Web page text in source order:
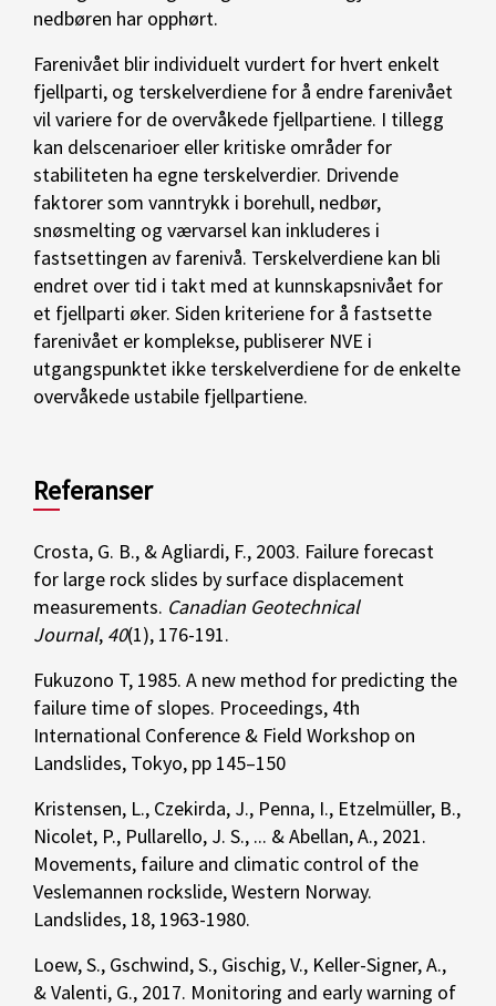
nedbøren har opphørt.
Farenivået blir individuelt vurdert for hvert enkelt
fjellparti, og terskelverdiene for å endre farenivået
vil variere for de overvåkede fjellpartiene. I tillegg
kan delscenarioer eller kritiske områder for
stabiliteten ha egne terskelverdier. Drivende
faktorer som vanntrykk i borehull, nedbør,
snøsmelting og værvarsel kan inkluderes i
fastsettingen av farenivå. Terskelverdiene kan bli
endret over tid i takt med at kunnskapsnivået for
et fjellparti øker. Siden kriteriene for å fastsette
farenivået er komplekse, publiserer NVE i
utgangspunktet ikke terskelverdiene for de enkelte
overvåkede ustabile fjellpartiene.
Referanser
Crosta, G. B., & Agliardi, F., 2003. Failure forecast
for large rock slides by surface displacement
measurements. Canadian Geotechnical
Journal, 40(1), 176-191.
Fukuzono T, 1985. A new method for predicting the
failure time of slopes. Proceedings, 4th
International Conference & Field Workshop on
Landslides, Tokyo, pp 145–150
Kristensen, L., Czekirda, J., Penna, I., Etzelmüller, B.,
Nicolet, P., Pullarello, J. S., ... & Abellan, A., 2021.
Movements, failure and climatic control of the
Veslemannen rockslide, Western Norway.
Landslides, 18, 1963-1980.
Loew, S., Gschwind, S., Gischig, V., Keller-Signer, A.,
& Valenti, G., 2017. Monitoring and early warning of